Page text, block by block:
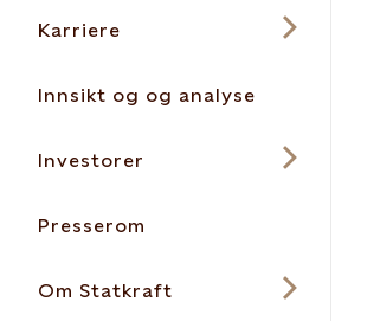
Karriere
Innsikt og og analyse
Investorer
Presserom
Om Statkraft